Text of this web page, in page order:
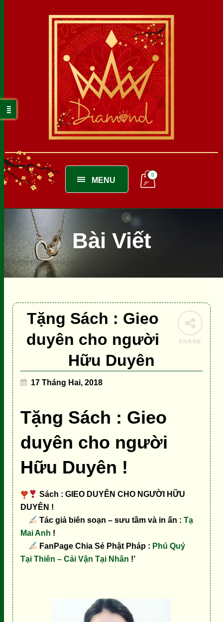
MENU
0
Bài Viết
SHARE
Tặng Sách : Gieo
duyên cho người
Hữu Duyên
17 Tháng Hai, 2018
Tặng Sách : Gieo
duyên cho người
Hữu Duyên !
Sách : GIEO DUYÊN CHO NGƯỜI HỮU
DUYÊN !
Tác giả biên soạn – sưu tầm và in ấn :Tạ
Mai Anh !
FanPage Chia Sẻ Phật Pháp : Phú Quý
Tại Thiên – Cải Vận Tại Nhân !’